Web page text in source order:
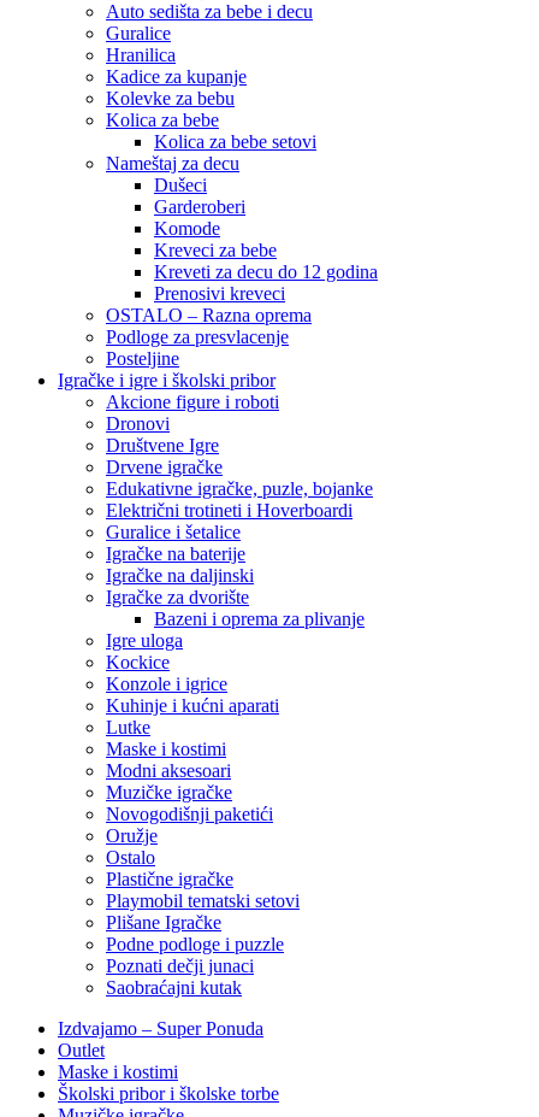
Auto sedišta za bebe i decu
Guralice
Hranilica
Kadice za kupanje
Kolevke za bebu
Kolica za bebe
Kolica za bebe setovi
Nameštaj za decu
Dušeci
Garderoberi
Komode
Kreveci za bebe
Kreveti za decu do 12 godina
Prenosivi kreveci
OSTALO – Razna oprema
Podloge za presvlacenje
Posteljine
Igračke i igre i školski pribor
Akcione figure i roboti
Dronovi
Društvene Igre
Drvene igračke
Edukativne igračke, puzle, bojanke
Električni trotineti i Hoverboardi
Guralice i šetalice
Igračke na baterije
Igračke na daljinski
‎Igračke za dvorište
Bazeni i oprema za plivanje
Igre uloga
Kockice
Konzole i igrice
Kuhinje i kućni aparati
Lutke
Maske i kostimi
Modni aksesoari
Muzičke igračke
Novogodišnji paketići
Oružje
Ostalo
Plastične igračke
Playmobil tematski setovi
Plišane Igračke
Podne podloge i puzzle
Poznati dečji junaci
Saobraćajni kutak
Izdvajamo – Super Ponuda
Outlet
Maske i kostimi
Školski pribor i školske torbe